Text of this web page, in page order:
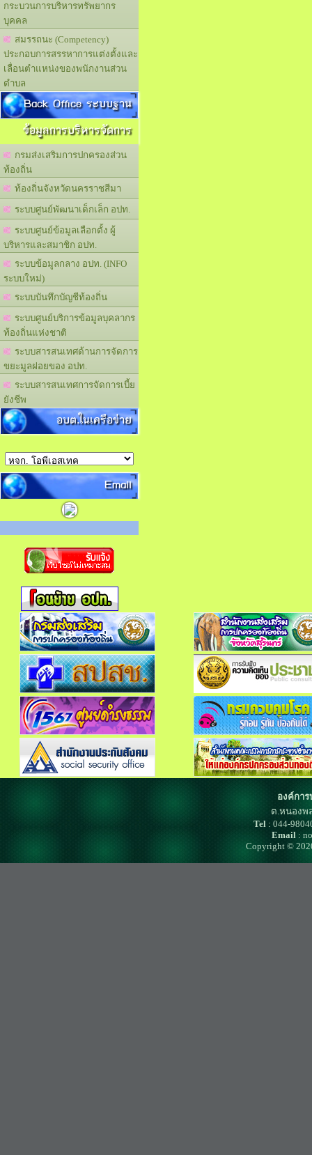
กระบวนการบริหารทรัพยากร
บุคคล
สมรรถนะ (Competency)
ประกอบการสรรหาการแต่งตั้งและ
เลื่อนตำแหน่งของพนักงานส่วน
ตำบล
Back Office ระบบฐาน
ข้อมูลการบริหารจัดการ
กรมส่งเสริมการปกครองส่วน
ท้องถิ่น
ท้องถิ่นจังหวัดนครราชสีมา
ระบบศูนย์พัฒนาเด็กเล็ก อปท.
ระบบศูนย์ข้อมูลเลือกตั้ง ผู้
บริหารและสมาชิก อปท.
ระบบข้อมูลกลาง อปท. (INFO
ระบบใหม่)
ระบบบันทึกบัญชีท้องถิ่น
ระบบศูนย์บริการข้อมูลบุคลากร
ท้องถิ่นแห่งชาติ
ระบบสารสนเทศด้านการจัดการ
ขยะมูลฝอยของ อปท.
ระบบสารสนเทศการจัดการเบี้ย
ยังชีพ
อบต.ในเครือข่าย
Email
องค์กา
ต.หนองพ
Tel: 044-
Email :
Copyright ©